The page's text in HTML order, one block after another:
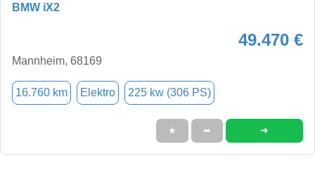
BMW iX2
49.470 €
Mannheim, 68169
16.760 km Elektro 225 kw (306 PS)
★ ➦ ➜